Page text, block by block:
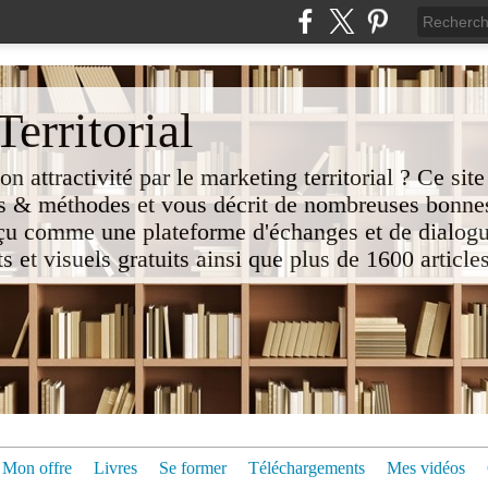
attractivité par le marketing territorial ? Ce
& méthodes et vous décrit de nombreuses
comme une plateforme d'échanges et de
et visuels gratuits ainsi que plus de 1600
Mon offre Livres Se former Téléchargements Mes vidéos